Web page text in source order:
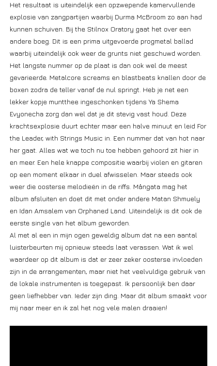
Het resultaat is uiteindelijk een opzwepende kamervullende
explosie van zangpartijen waarbij Durma McBroom zo aan had
kunnen schuiven. Bij the Stilnox Oratory gaat het over een
andere boeg. Dit is een prima uitgevoerde progmetal ballad
waarbij uiteindelijk ook weer de grunts niet geschuwd worden.
Het langste nummer op de plaat is dan ook wel de meest
gevarieerde. Metalcore screams en blastbeats knallen door de
boxen zodra de teller vanaf de nul springt. Heb je net een
lekker kopje muntthee ingeschonken tijdens Ya Shema
Evyonecha zorg dan wel dat je dit stevig vast houd. Deze
krachtsexplosie duurt echter maar een halve minuut en leid For
the Leader, with Strings Music in. Een nummer dat van hot naar
her gaat. Alles wat we toch nu toe hebben gehoord zit hier in
en meer. Een hele knappe compositie waarbij violen en gitaren
op een moment elkaar in duel afwisselen. Maar steeds ook
weer die oosterse melodieën in de riffs. Mångata mag het
album afsluiten en doet dit met onder andere Matan Shmuely
en Idan Amsalem van Orphaned Land. Uiteindelijk is dit ook de
eerste single van het album geworden.
Al met al een in mijn ogen geweldig album dat na een aantal
luisterbeurten mij opnieuw steeds laat verassen. Wat ik wel
waardeer op dit album is dat er zeer zeker oosterse invloeden
zijn in de arrangementen, maar niet het veelvuldige gebruik van
de lokale instrumenten is toegepast. Ik persoonlijk ben daar
geen liefhebber van. Ieder zijn ding. Maar dit album smaakt voor
mij naar meer en ik zal het nog vele malen draaien!